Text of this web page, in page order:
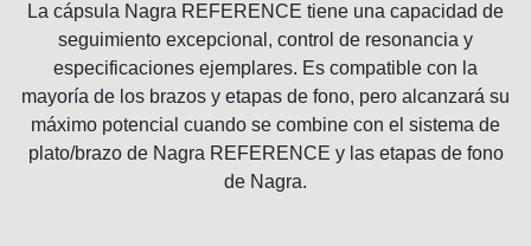
La cápsula Nagra REFERENCE tiene una capacidad de
seguimiento excepcional, control de resonancia y
especificaciones ejemplares. Es compatible con la
mayoría de los brazos y etapas de fono, pero alcanzará su
máximo potencial cuando se combine con el sistema de
plato/brazo de Nagra REFERENCE y las etapas de fono
de Nagra.